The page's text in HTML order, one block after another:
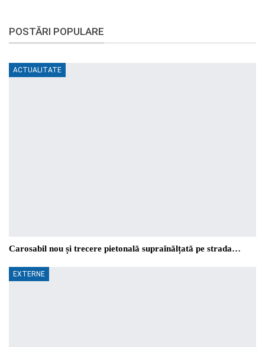
POSTĂRI POPULARE
ACTUALITATE
Carosabil nou și trecere pietonală supraînălțată pe strada…
EXTERNE